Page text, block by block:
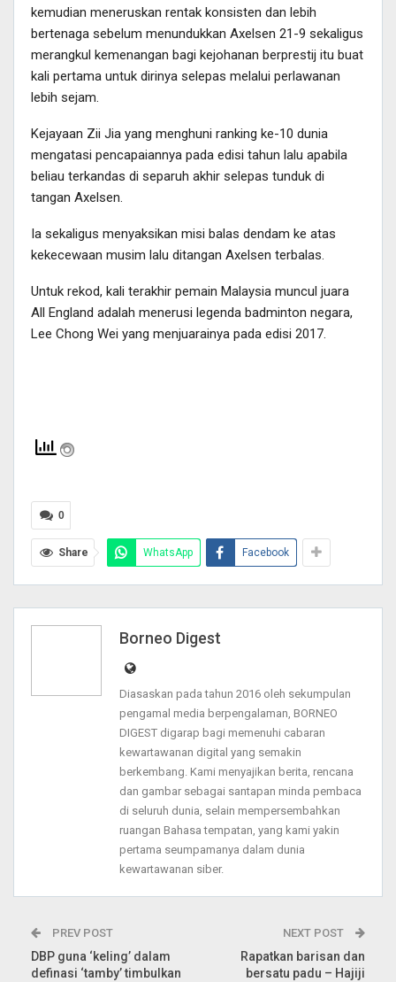
kemudian meneruskan rentak konsisten dan lebih
bertenaga sebelum menundukkan Axelsen 21-9 sekaligus
merangkul kemenangan bagi kejohanan berprestij itu buat
kali pertama untuk dirinya selepas melalui perlawanan
lebih sejam.
Kejayaan Zii Jia yang menghuni ranking ke-10 dunia
mengatasi pencapaiannya pada edisi tahun lalu apabila
beliau terkandas di separuh akhir selepas tunduk di
tangan Axelsen.
Ia sekaligus menyaksikan misi balas dendam ke atas
kekecewaan musim lalu ditangan Axelsen terbalas.
Untuk rekod, kali terakhir pemain Malaysia muncul juara
All England adalah menerusi legenda badminton negara,
Lee Chong Wei yang menjuarainya pada edisi 2017.
0
Share WhatsApp Facebook
Borneo Digest
Diasaskan pada tahun 2016 oleh sekumpulan
pengamal media berpengalaman, BORNEO
DIGEST digarap bagi memenuhi cabaran
kewartawanan digital yang semakin
berkembang. Kami menyajikan berita, rencana
dan gambar sebagai santapan minda pembaca
di seluruh dunia, selain mempersembahkan
ruangan Bahasa tempatan, yang kami yakin
pertama seumpamanya dalam dunia
kewartawanan siber.
PREV POST
DBP guna ‘keling’ dalam
definasi ‘tamby’ timbulkan
NEXT POST
Rapatkan barisan dan
bersatu padu – Hajiji